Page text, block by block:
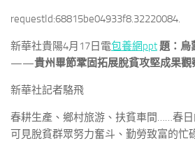
requestId:68815be04933f8.32220084.
新華社貴陽4月17日電包養網ppt題：烏
——貴州畢節鞏固拓展脫貧攻堅成果觀
新華社記者駱飛
春耕生產、鄉村旅游、扶貧車間……春
可見脫貧群眾努力奮斗、勤勞致富的忙